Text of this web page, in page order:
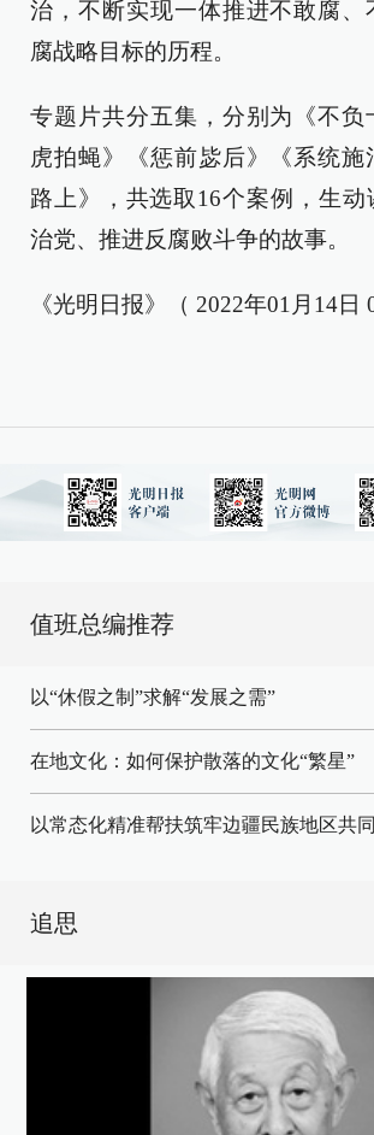
治，不断实现一体推进不敢腐、
腐战略目标的历程。
专题片共分五集，分别为《不负
虎拍蝇》《惩前毖后》《系统施
路上》，共选取16个案例，生动
治党、推进反腐败斗争的故事。
《光明日报》（ 2022年01月14日
值班总编推荐
以“休假之制”求解“发展之需”
在地文化：如何保护散落的文化“繁星”
以常态化精准帮扶筑牢边疆民族地区共
追思